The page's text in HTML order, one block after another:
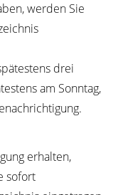
werden Sie
drei
am Sonntag,
erhalten,
sofort